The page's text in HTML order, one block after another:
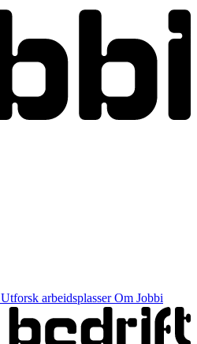
Utforsk arbeidsplasserOm Jobbi